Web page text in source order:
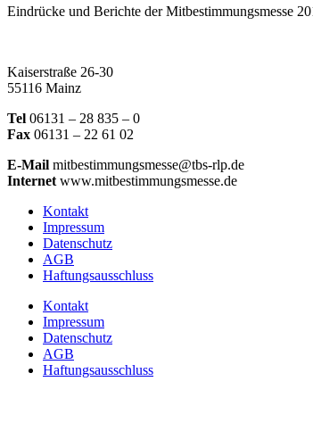
Eindrücke und Berichte der Mitbestimmungsmesse
Kaiserstraße 26-30
55116 Mainz
Tel 06131 – 28 835 – 0
Fax 06131 – 22 61 02
E-Mail mitbestimmungsmesse@tbs-rlp.de
Internet www.mitbestimmungsmesse.de
Kontakt
Impressum
Datenschutz
AGB
Haftungsausschluss
Kontakt
Impressum
Datenschutz
AGB
Haftungsausschluss